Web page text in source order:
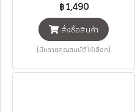
฿1,490
สั่งซื้อสินค้า
(มีหลายคุณสมบัติให้เลือก)